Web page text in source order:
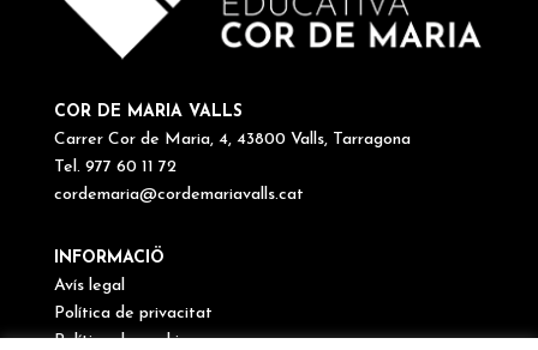
COR DE MARIA VALLS
Carrer Cor de Maria, 4, 43800 Valls, Tarragona
Tel. 977 60 11 72
cordemaria@cordemariavalls.cat
INFORMACIÖ
Avís legal
Política de privacitat
Política de cookies